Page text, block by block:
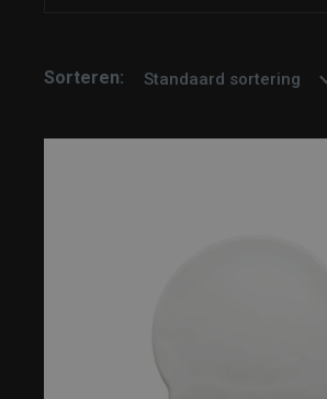
Sorteren: Standaard sortering